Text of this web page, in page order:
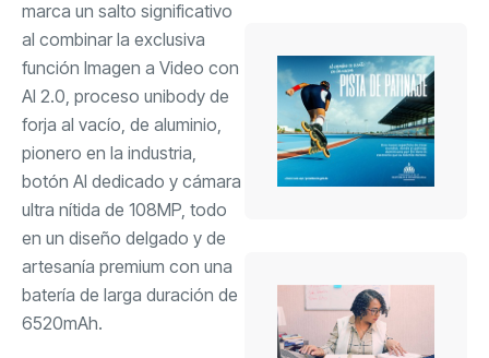
marca un salto significativo
al combinar la exclusiva
función Imagen a Video con
AI 2.0, proceso unibody de
forja al vacío, de aluminio,
pionero en la industria,
botón AI dedicado y cámara
ultra nítida de 108MP, todo
en un diseño delgado y de
artesanía premium con una
batería de larga duración de
6520mAh.